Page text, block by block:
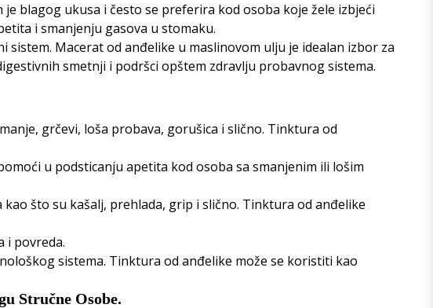
blagog ukusa i često se preferira kod osoba koje žele izbjeći
i smanjenju gasova u stomaku.
Macerat od anđelike u maslinovom ulju je idealan izbor za
smetnji i podršci opštem zdravlju probavnog sistema.
grčevi, loša probava, gorušica i slično. Tinktura od
u podsticanju apetita kod osoba sa smanjenim ili lošim
što su kašalj, prehlada, grip i slično. Tinktura od anđelike
i povreda.
sistema. Tinktura od anđelike može se koristiti kao
Stručne Osobe.